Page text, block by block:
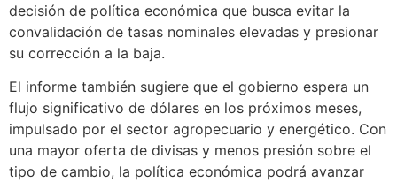
decisión de política económica que busca evitar la
convalidación de tasas nominales elevadas y presionar
su corrección a la baja.
El informe también sugiere que el gobierno espera un
flujo significativo de dólares en los próximos meses,
impulsado por el sector agropecuario y energético. Con
una mayor oferta de divisas y menos presión sobre el
tipo de cambio, la política económica podrá avanzar